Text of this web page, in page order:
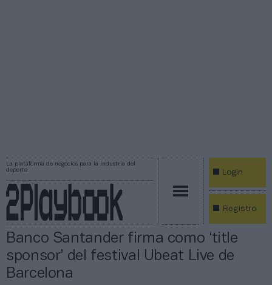
La plataforma de negocios para la industria del
deporte
Login
Registro
Banco Santander firma como ‘title
sponsor’ del festival Ubeat Live de
Barcelona